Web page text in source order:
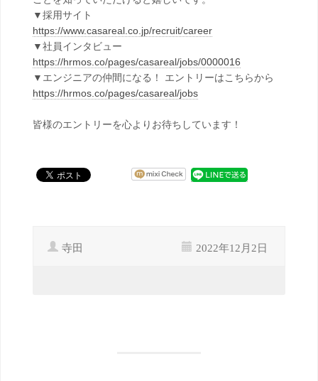
▼採用サイト
https://www.casareal.co.jp/recruit/career
▼社員インタビュー
https://hrmos.co/pages/casareal/jobs/0000016
▼エンジニアの仲間になる！ エントリーはこちらから
https://hrmos.co/pages/casareal/jobs
皆様のエントリーを心よりお待ちしています！
寺田 2022年12月2日